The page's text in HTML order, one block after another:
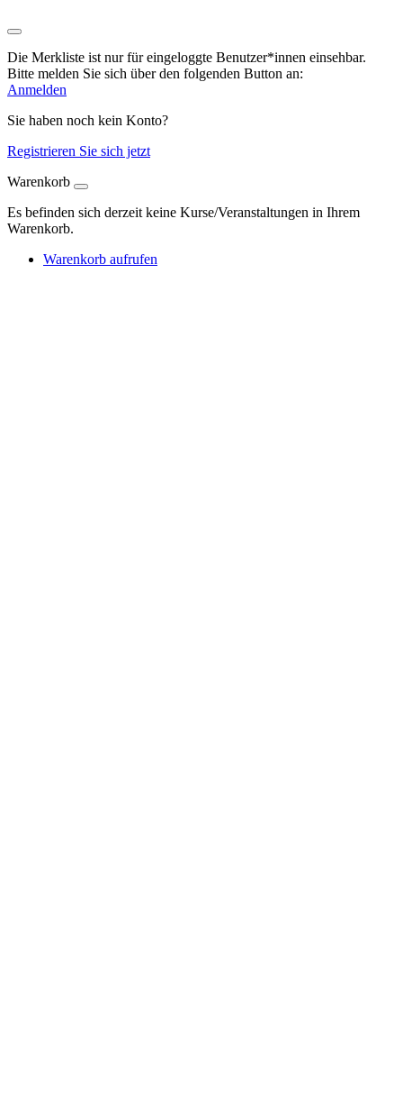
Die Merkliste ist nur für eingeloggte Benutzer*innen einsehbar.
Bitte melden Sie sich über den folgenden Button an:
Anmelden
Sie haben noch kein Konto?
Registrieren Sie sich jetzt
Warenkorb
Es befinden sich derzeit keine Kurse/Veranstaltungen in Ihrem
Warenkorb.
Warenkorb aufrufen